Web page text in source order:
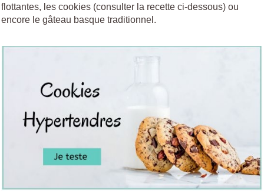
flottantes, les cookies (consulter la recette ci-dessous) ou
encore le gâteau basque traditionnel.